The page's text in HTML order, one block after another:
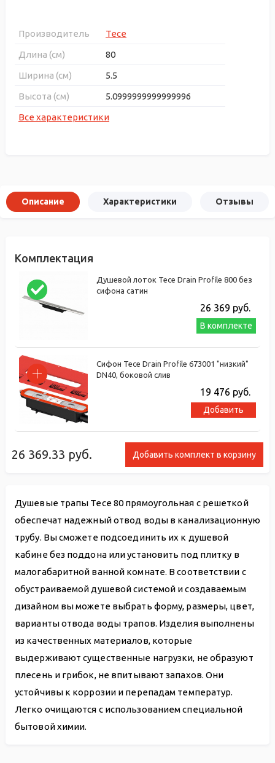
Производитель
Tece
Длина (см)
80
Ширина (см)
5.5
Высота (см)
5.0999999999999996
Все характеристики
Описание Характеристики Отзывы
Комплектация
26 369.33 руб. Добавить комплект в корзину
Душевой лоток Tece Drain Profile 800 без
сифона сатин
26 369 руб.
В комплекте
Сифон Tece Drain Profile 673001 "низкий"
DN40, боковой слив
19 476 руб.
Добавить
Душевые трапы Tece 80 прямоугольная с решеткой
обеспечат надежный отвод воды в канализационную
трубу. Вы сможете подсоединить их к душевой
кабине без поддона или установить под плитку в
малогабаритной ванной комнате. В соответствии с
обустраиваемой душевой системой и создаваемым
дизайном вы можете выбрать форму, размеры, цвет,
варианты отвода воды трапов. Изделия выполнены
из качественных материалов, которые
выдерживают существенные нагрузки, не образуют
плесень и грибок, не впитывают запахов. Они
устойчивы к коррозии и перепадам температур.
Легко очищаются с использованием специальной
бытовой химии.